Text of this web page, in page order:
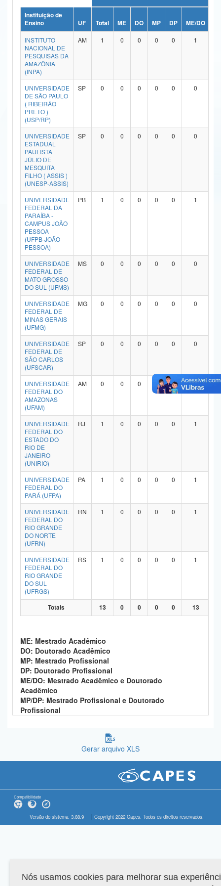
Ministério da Ciência, Tecnologia, Inovações e Comunicações
Ministério do Meio Ambiente
Ministério do Turismo
Ministério do Desenvolvimento Regional
Controladoria-Geral da União
Ministério da Mulher, da Família e dos Direitos Humanos
Secretaria de Governo
Gabinete de Segurança Institucional
Advocacia-Geral da União
Banco Central do Brasil
Instituição de
Ensino
UF Total ME DO MP DP ME/DO
INSTITUTO
NACIONAL DE
PESQUISAS DA
AMAZÔNIA
(INPA)
AM 1 0 0 0 0 1
UNIVERSIDADE
DE SÃO PAULO
( RIBEIRÃO
PRETO )
(USP/RP)
SP 0 0 0 0 0 0
UNIVERSIDADE
ESTADUAL
PAULISTA
JÚLIO DE
MESQUITA
FILHO ( ASSIS )
(UNESP-ASSIS)
SP 0 0 0 0 0 0
UNIVERSIDADE
FEDERAL DA
PARAÍBA -
CAMPUS JOÃO
PESSOA
(UFPB-JOÃO
PESSOA)
PB 1 0 0 0 0 1
UNIVERSIDADE
FEDERAL DE
MATO GROSSO
DO SUL (UFMS)
MS 0 0 0 0 0 0
UNIVERSIDADE
FEDERAL DE
MINAS GERAIS
(UFMG)
MG 0 0 0 0 0 0
UNIVERSIDADE
FEDERAL DE
SÃO CARLOS
(UFSCAR)
SP 0 0 0 0 0 0
UNIVERSIDADE
FEDERAL DO
AMAZONAS
(UFAM)
AM 0 0 0 0 0 0
UNIVERSIDADE
FEDERAL DO
ESTADO DO
RIO DE
JANEIRO
(UNIRIO)
RJ 1 0 0 0 0 1
UNIVERSIDADE
FEDERAL DO
PARÁ (UFPA)
PA 1 0 0 0 0 1
UNIVERSIDADE
FEDERAL DO
RIO GRANDE
DO NORTE
(UFRN)
RN 1 0 0 0 0 1
UNIVERSIDADE
FEDERAL DO
RIO GRANDE
DO SUL
(UFRGS)
RS 1 0 0 0 0 1
Totais 13 0 0 0 0 13
ME: Mestrado Acadêmico
DO: Doutorado Acadêmico
MP: Mestrado Profissional
DP: Doutorado Profissional
ME/DO: Mestrado Acadêmico e Doutorado
Acadêmico
MP/DP: Mestrado Profissional e Doutorado
Profissional
Gerar arquivo XLS
Compatibilidade
Versão do sistema: 3.88.9 Copyright 2022 Capes. Todos os direitos reservados.
Nós usamos cookies para melhorar sua